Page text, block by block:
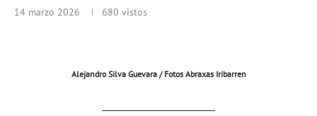
14 marzo 2026 680 vistos
Alejandro Silva Guevara / Fotos Abraxas Iribarren